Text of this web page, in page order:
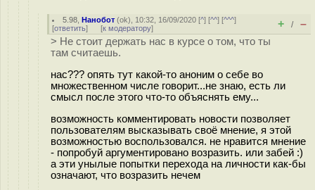
5.98 ,Нанобот (ok), 10:32, 16/09/2020 [^] [^^] [^^^]
[ответить] [к модератору] + / –
> Не стоит держать нас в курсе о том, что ты
там считаешь.
нас??? опять тут какой-то аноним о себе во
множественном числе говорит...не знаю, есть ли
смысл после этого что-то объяснять ему...
возможность комментировать новости позволяет
пользователям высказывать своё мнение, я этой
возможностью воспользовался. не нравится мнение
- попробуй аргументировано возразить. или забей :)
а эти унылые попытки перехода на личности как-бы
означают, что возразить нечем